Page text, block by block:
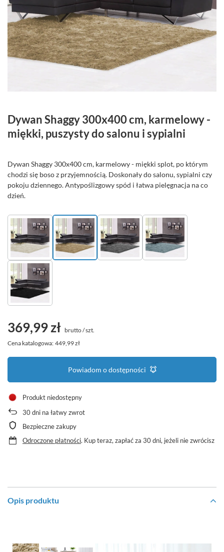
Dywan Shaggy 300x400 cm, karmelowy -
miękki, puszysty do salonu i sypialni
Dywan Shaggy 300x400 cm, karmelowy - miękki splot, po którym
chodzi się boso z przyjemnością. Doskonały do salonu, sypialni czy
pokoju dziennego. Antypoślizgowy spód i łatwa pielęgnacja na co
dzień.
369,99 zł brutto/szt.
Cena katalogowa: 449,99 zł
Powiadom o dostępności
Produkt niedostępny
30dni na łatwy zwrot
Bezpieczne zakupy
Odroczone płatności. Kup teraz, zapłać za 30 dni, jeżeli nie zwrócisz
Opis produktu